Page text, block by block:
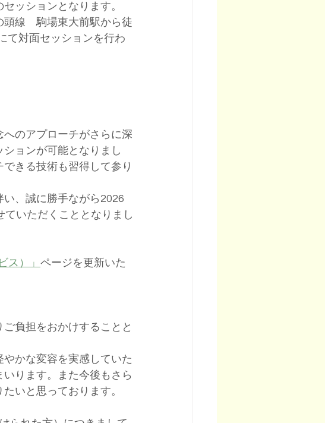
ッションとなります。
線　駒場東大前駅から徒
て対面セッションを行わ
のアプローチがさらに深
ョンが可能となりまし
きる技術も習得して参り
、誠に勝手ながら2026
いただくこととなりまし
ス）」 ページを更新いた
負担をおかけすることと
かな変容を実感していた
ります。また今後もさら
いと思っております。